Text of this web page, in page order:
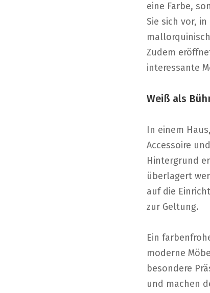
eine Farbe,
Sie sich vor,
Zudem
interessante
Weiß als
In einem
Accessoire
Hintergrund
überlagert
auf die
zur Geltung.
Ein
moderne
besondere
und machen